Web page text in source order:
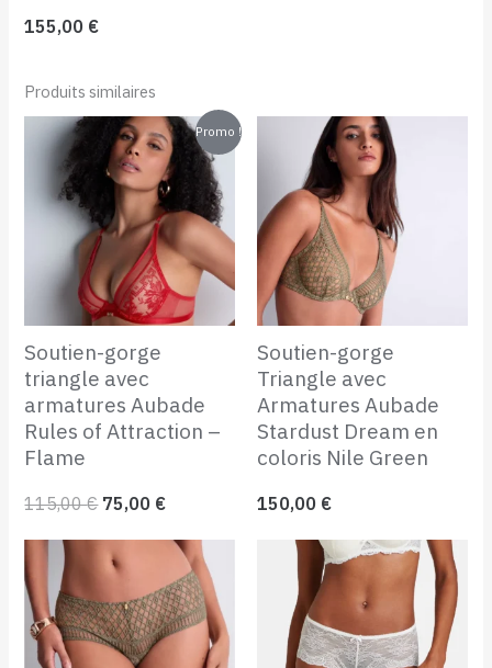
155,00 €
Produits similaires
Promo !
Soutien-gorge
triangle avec
armatures Aubade
Rules of Attraction –
Flame
115,00€
Le
prix
initial
était :
115,00 €.
75,00 €
Le
prix
actuel
est :
75,00 €.
Soutien-gorge
Triangle avec
Armatures Aubade
Stardust Dream en
coloris Nile Green
150,00 €